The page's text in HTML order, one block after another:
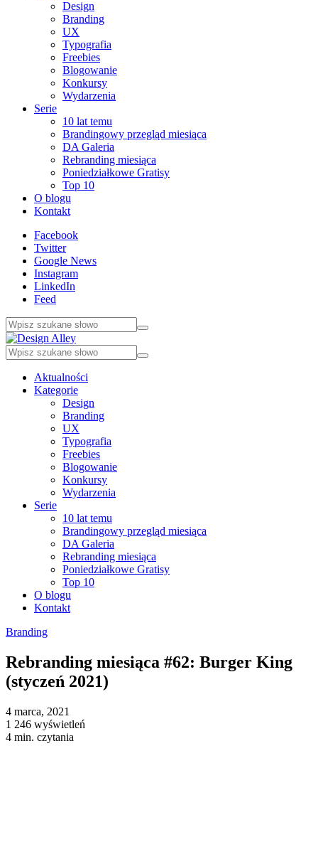
Design
Branding
UX
Typografia
Freebies
Blogowanie
Konkursy
Wydarzenia
Serie
10 lat temu
Brandingowy przegląd miesiąca
DA Galeria
Rebranding miesiąca
Poniedziałkowe Gratisy
Top 10
O blogu
Kontakt
Facebook
Twitter
Google News
Instagram
LinkedIn
Feed
Aktualności
Kategorie
Design
Branding
UX
Typografia
Freebies
Blogowanie
Konkursy
Wydarzenia
Serie
10 lat temu
Brandingowy przegląd miesiąca
DA Galeria
Rebranding miesiąca
Poniedziałkowe Gratisy
Top 10
O blogu
Kontakt
Branding
Rebranding miesiąca #62: Burger King
(styczeń 2021)
4 marca, 2021
1 246 wyświetleń
4 min. czytania